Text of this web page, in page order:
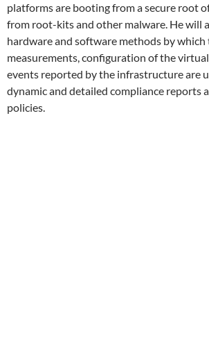
platforms are booting from a secure root
from root-kits and other malware. He will
hardware and software methods by which
measurements, configuration of the
events reported by the infrastructure are
dynamic and detailed compliance reports
policies.